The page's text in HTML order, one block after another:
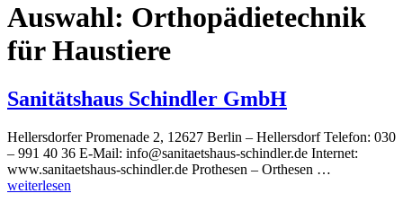
Auswahl: Orthopädietechnik
für Haustiere
Sanitätshaus Schindler GmbH
Hellersdorfer Promenade 2, 12627 Berlin – Hellersdorf Telefon: 030
– 991 40 36 E-Mail: info@sanitaetshaus-schindler.de Internet:
www.sanitaetshaus-schindler.de Prothesen – Orthesen …
weiterlesen